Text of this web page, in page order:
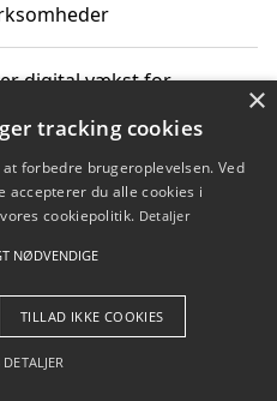
digital vækst for
for genbrug af elektronik
- Pilanto Aps
×
tracking cookies
forbedre brugeroplevelsen. Ved
accepterer du alle cookies i
cookiepolitik. Detaljer
NØDVENDIGE
TILLAD IKKE COOKIES
DETALJER